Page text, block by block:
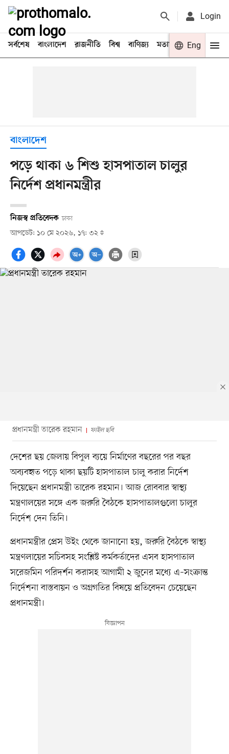
Login
সর্বশেষ বাংলাদেশ রাজনীতি বিশ্ব বাণিজ্য মতামত খেলা
Eng
বাংলাদেশ
পড়ে থাকা ৬ শিশু হাসপাতাল চালুর
নির্দেশ প্রধানমন্ত্রীর
নিজস্ব প্রতিবেদক ঢাকা
আপডেট: ১০ মে ২০২৬, ১৭: ৩২
প্রধানমন্ত্রী তারেক রহমান ফাইল ছবি
দেশের ছয় জেলায় বিপুল ব্যয়ে নির্মাণের বছরের পর বছর
অব্যবহৃত পড়ে থাকা ছয়টি হাসপাতাল চালু করার নির্দেশ
দিয়েছেন প্রধানমন্ত্রী তারেক রহমান। আজ রোববার স্বাস্থ্য
মন্ত্রণালয়ের সঙ্গে এক জরুরি বৈঠকে হাসপাতালগুলো চালুর
নির্দেশ দেন তিনি।
প্রধানমন্ত্রীর প্রেস উইং থেকে জানানো হয়, জরুরি বৈঠকে স্বাস্থ্য
মন্ত্রণলায়ের সচিবসহ সংশ্লিষ্ট কর্মকর্তাদের এসব হাসপাতাল
সরেজমিন পরিদর্শন করাসহ আগামী ২ জুনের মধ্যে এ–সংক্রান্ত
নির্দেশনা বাস্তবায়ন ও অগ্রগতির বিষয়ে প্রতিবেদন চেয়েছেন
প্রধানমন্ত্রী।